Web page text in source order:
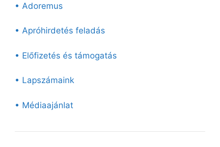
• Adoremus
• Apróhirdetés feladás
• Előfizetés és támogatás
• Lapszámaink
• Médiaajánlat